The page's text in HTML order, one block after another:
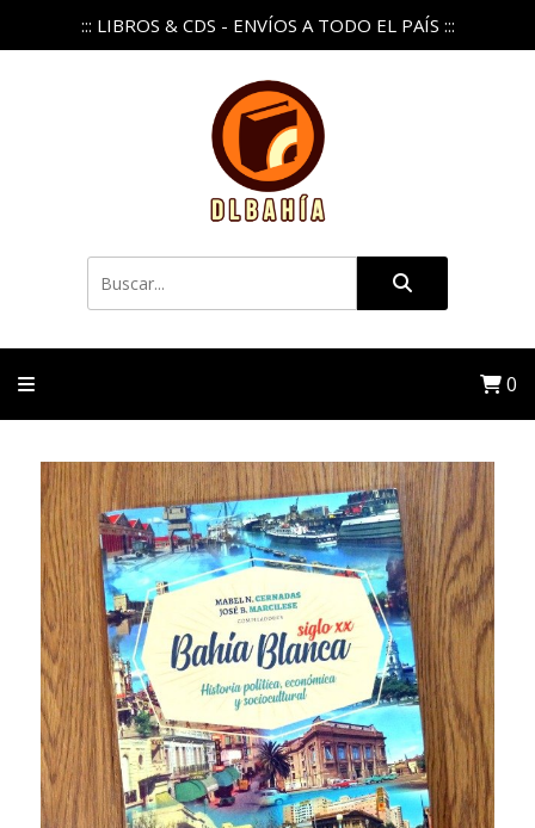
::: LIBROS & CDS - ENVÍOS A TODO EL PAÍS :::
0